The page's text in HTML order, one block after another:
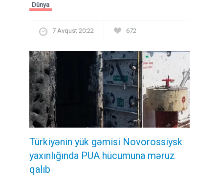
Dünya
7 Avqust 20:22 672
Türkiyənin yük gəmisi Novorossiysk
yaxınlığında PUA hücumuna məruz
qalıb